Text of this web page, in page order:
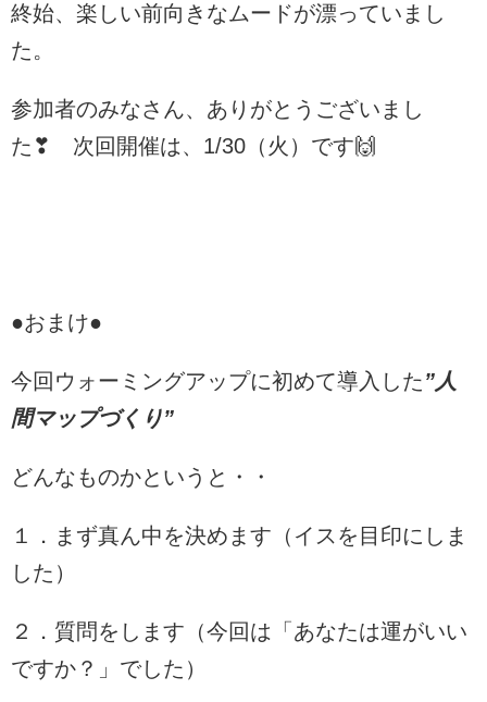
終始、楽しい前向きなムードが漂っていまし
た。
参加者のみなさん、ありがとうございまし
た❣ 次回開催は、1/30（火）です🙌
●おまけ●
今回ウォーミングアップに初めて導入した”人
間マップづくり”
どんなものかというと・・
１．まず真ん中を決めます（イスを目印にしま
した）
２．質問をします（今回は「あなたは運がいい
ですか？」でした）